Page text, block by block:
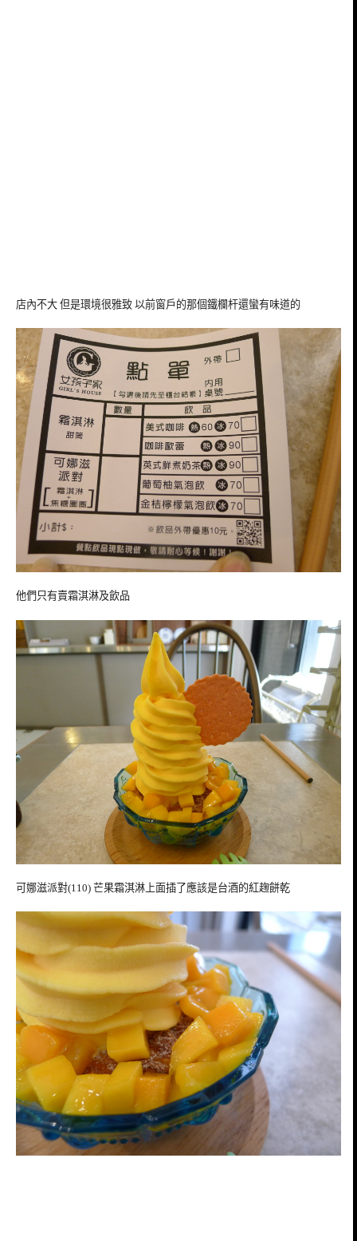
店內不大 但是環境很雅致 以前窗戶的那個鐵欄杆還蠻有味道的
他們只有賣霜淇淋及飲品
可娜滋派對(110) 芒果霜淇淋上面插了應該是台酒的紅趜餅乾